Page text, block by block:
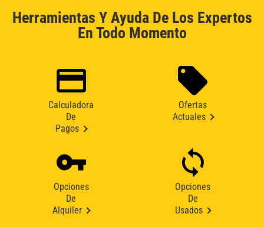
Herramientas Y Ayuda De Los Expertos
En Todo Momento
Calculadora
De
Pagos
Ofertas
Actuales
Opciones
De
Alquiler
Opciones
De
Usados